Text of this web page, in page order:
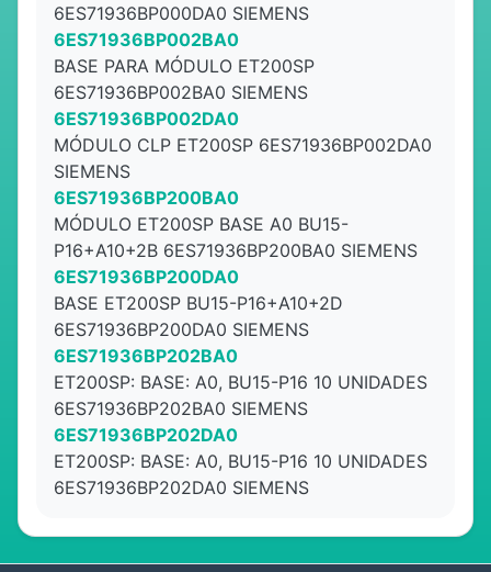
6ES71936BP000DA0 SIEMENS
6ES71936BP002BA0
BASE PARA MÓDULO ET200SP
6ES71936BP002BA0 SIEMENS
6ES71936BP002DA0
MÓDULO CLP ET200SP 6ES71936BP002DA0
SIEMENS
6ES71936BP200BA0
MÓDULO ET200SP BASE A0 BU15-
P16+A10+2B 6ES71936BP200BA0 SIEMENS
6ES71936BP200DA0
BASE ET200SP BU15-P16+A10+2D
6ES71936BP200DA0 SIEMENS
6ES71936BP202BA0
ET200SP: BASE: A0, BU15-P16 10 UNIDADES
6ES71936BP202BA0 SIEMENS
6ES71936BP202DA0
ET200SP: BASE: A0, BU15-P16 10 UNIDADES
6ES71936BP202DA0 SIEMENS